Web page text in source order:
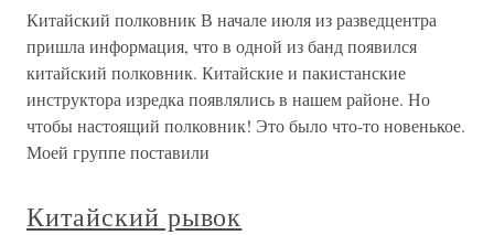
Китайский полковник В начале июля из разведцентра
пришла информация, что в одной из банд появился
китайский полковник. Китайские и пакистанские
инструктора изредка появлялись в нашем районе. Но
чтобы настоящий полковник! Это было что-то новенькое.
Моей группе поставили
Китайский рывок